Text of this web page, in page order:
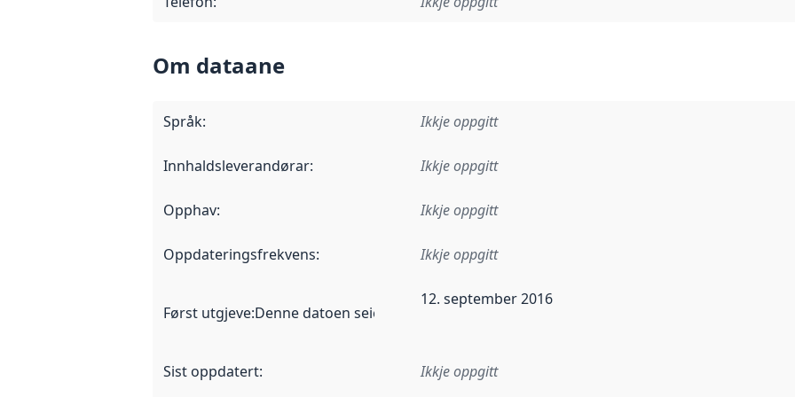
Om dataane
Språk: Ikkje oppgitt
Innhaldsleverandørar: Ikkje oppgitt
Opphav: Ikkje oppgitt
Oppdateringsfrekvens: Ikkje oppgitt
Først utgjeve:Denne datoen seier når dataa i dette datasettet først blei utgitt. Det kan ha
12. september 2016
Sist oppdatert: Ikkje oppgitt